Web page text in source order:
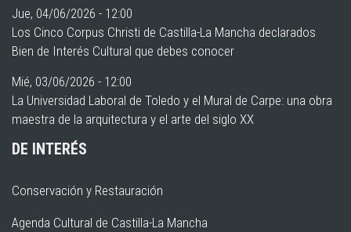
Jue, 04/06/2026 - 12:00
Los Cinco Corpus Christi de Castilla-La Mancha declarados
Bien de Interés Cultural que debes conocer
Mié, 03/06/2026 - 12:00
La Universidad Laboral de Toledo y el Mural de Carpe: una obra
maestra de la arquitectura y el arte del siglo XX
DE INTERÉS
Conservación y Restauración
Agenda Cultural de Castilla-La Mancha